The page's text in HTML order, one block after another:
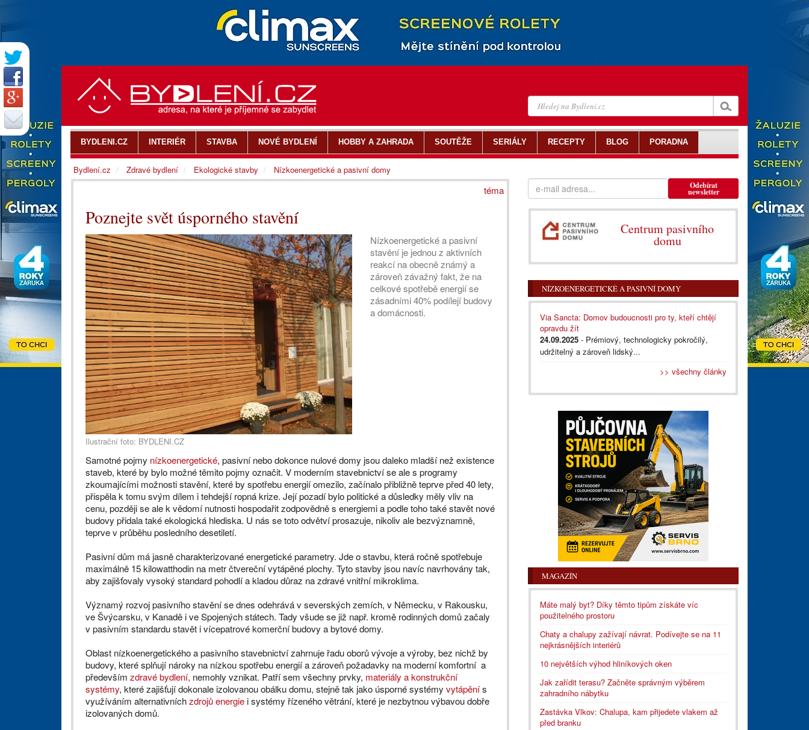
téma
Poznejte svět úsporného stavění
Ilustrační foto: BYDLENI.CZ
Nízkoenergetické a pasivní
stavění je jednou z aktivních
reakcí na obecně známý a
zároveň závažný fakt, že na
celkové spotřebě energií se
zásadními 40% podílejí budovy
a domácnosti.
Samotné pojmy nízkoenergetické, pasivní nebo dokonce nulové domy jsou daleko mladší než existence
staveb, které by bylo možné těmito pojmy označit. V moderním stavebnictví se ale s programy
zkoumajícími možnosti stavění, které by spotřebu energií omezilo, začínalo přibližně teprve před 40 lety,
přispěla k tomu svým dílem i tehdejší ropná krize. Její pozadí bylo politické a důsledky měly vliv na
cenu, později se ale k vědomí nutnosti hospodařit zodpovědně s energiemi a podle toho také stavět nové
budovy přidala také ekologická hlediska. U nás se toto odvětví prosazuje, nikoliv ale bezvýznamně,
teprve v průběhu posledního desetiletí.
Pasivní dům má jasně charakterizované energetické parametry. Jde o stavbu, která ročně spotřebuje
maximálně 15 kilowatthodin na metr čtvereční vytápěné plochy. Tyto stavby jsou navíc navrhovány tak,
aby zajišťovaly vysoký standard pohodlí a kladou důraz na zdravé vnitřní mikroklima.
Významý rozvoj pasivního stavění se dnes odehrává v severských zemích, v Německu, v Rakousku,
ve Švýcarsku, v Kanadě i ve Spojených státech. Tady všude se již např. kromě rodinných domů začaly
v pasivním standardu stavět i vícepatrové komerční budovy a bytové domy.
Oblast nízkoenergetického a pasivního stavebnictví zahrnuje řadu oborů vývoje a výroby, bez nichž by
budovy, které splňují nároky na nízkou spotřebu energií a zároveň požadavky na moderní komfortní a
především zdravé bydlení, nemohly vznikat. Patří sem všechny prvky, materiály a konstrukční
systémy, které zajišťují dokonale izolovanou obálku domu, stejně tak jako úsporné systémy vytápěnís
využíváním alternativníchzdrojů energie i systémy řízeného větrání, které je nezbytnou výbavou dobře
izolovaných domů.
Odebírat
newsletter
Centrum pasivního
domu
NÍZKOENERGETICKÉ A PASIVNÍ DOMY
Via Sancta: Domov budoucnosti pro ty, kteří chtějí
opravdu žít
24.09.2025 - Prémiový, technologicky pokročilý,
udržitelný a zároveň lidský...
>> všechny články
MAGAZÍN
Máte malý byt? Díky těmto tipům získáte víc
použitelného prostoru
Chaty a chalupy zažívají návrat. Podívejte se na 11
nejkrásnějších interiérů
10 největších výhod hliníkových oken
Jak zařídit terasu? Začněte správným výběrem
zahradního nábytku
Zastávka Vlkov: Chalupa, kam přijedete vlakem až
před branku
BYDLENI.CZ INTERIÉR STAVBA NOVÉ BYDLENÍ HOBBY A ZAHRADA SOUTĚŽE SERIÁLY RECEPTY BLOG PORADNA
Bydlení.cz Zdravé bydlení Ekologické stavby Nízkoenergetické a pasivní domy